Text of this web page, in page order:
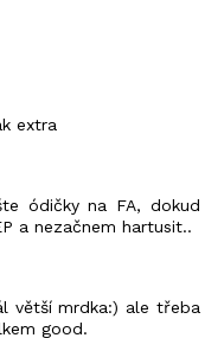
extra
ódičky na FA, dokud
a nezačnem hartusit..
větší mrdka:) ale třeba
good.